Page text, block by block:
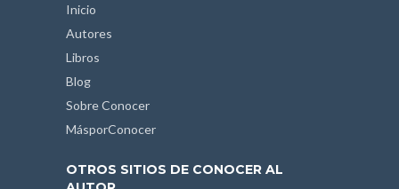
Inicio
Autores
Libros
Blog
Sobre Conocer
MásporConocer
OTROS SITIOS DE CONOCER AL